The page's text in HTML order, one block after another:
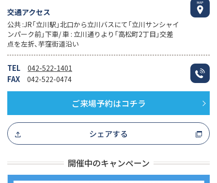
交通アクセス
公共 :JR「立川駅」北口から立川バスにて「立川サンシャイ
ンパーク前」下車/ 車 : 立川通りより「高松町2丁目」交差
点を左折、芋窪街道沿い
TEL 042-522-1401
FAX 042-522-0474
ご来場予約はコチラ
シェアする
開催中のキャンペーン